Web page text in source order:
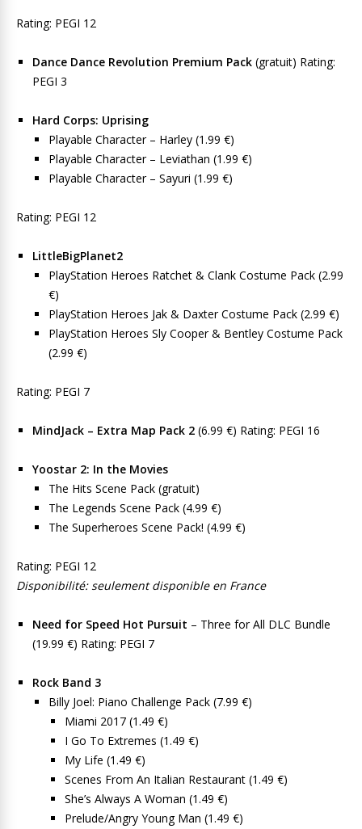
Rating: PEGI 12
Dance Dance Revolution Premium Pack (gratuit) Rating:
PEGI 3
Hard Corps: Uprising
Playable Character – Harley (1.99 €)
Playable Character – Leviathan (1.99 €)
Playable Character – Sayuri (1.99 €)
Rating: PEGI 12
LittleBigPlanet2
PlayStation Heroes Ratchet & Clank Costume Pack (2.99
€)
PlayStation Heroes Jak & Daxter Costume Pack (2.99 €)
PlayStation Heroes Sly Cooper & Bentley Costume Pack
(2.99 €)
Rating: PEGI 7
MindJack – Extra Map Pack 2 (6.99 €) Rating: PEGI 16
Yoostar 2: In the Movies
The Hits Scene Pack (gratuit)
The Legends Scene Pack (4.99 €)
The Superheroes Scene Pack! (4.99 €)
Rating: PEGI 12
Disponibilité: seulement disponible en France
Need for Speed Hot Pursuit – Three for All DLC Bundle
(19.99 €) Rating: PEGI 7
Rock Band 3
Billy Joel: Piano Challenge Pack (7.99 €)
Miami 2017 (1.49 €)
I Go To Extremes (1.49 €)
My Life (1.49 €)
Scenes From An Italian Restaurant (1.49 €)
She’s Always A Woman (1.49 €)
Prelude/Angry Young Man (1.49 €)